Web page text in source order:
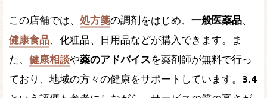
この店舗では、 処方箋の調剤をはじめ、 一般医薬品、
健康食品、化粧品、日用品などが購入できます。ま
た、 健康相談や薬のアドバイスを薬剤師が無料で行っ
ており、地域の方々の健康をサポートしています。 3.4